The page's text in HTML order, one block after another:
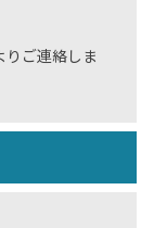
ご連絡しま